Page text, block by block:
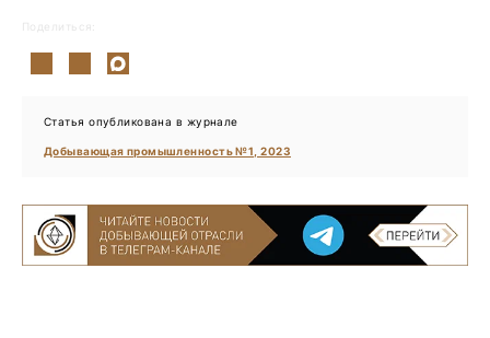
Поделиться:
Статья опубликована в журнале
Добывающая промышленность №1, 2023